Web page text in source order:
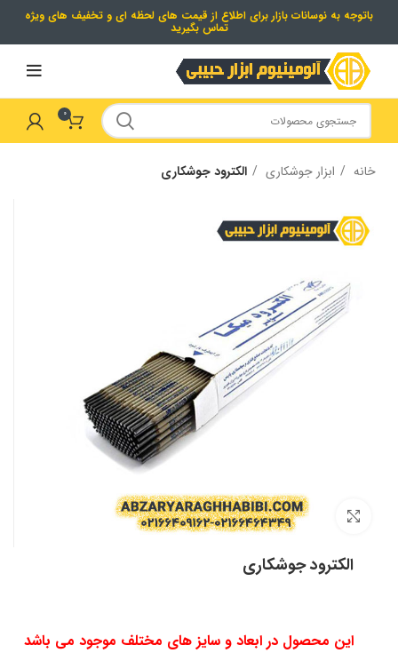
باتوجه به نوسانات بازار برای اطلاع از قیمت های لحظه ای و تخفیف های ویژه
تماس بگیرید
0
خانه ابزار جوشکاری الکترود جوشکاری
بزرگنمایی تصویر
الکترود جوشکاری
این محصول در ابعاد و سایز های مختلف موجود می باشد